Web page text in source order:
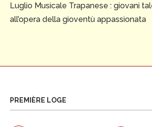
Luglio Musicale Trapanese : giovani
all’opera della gioventù appassionata
PREMIÈRE LOGE